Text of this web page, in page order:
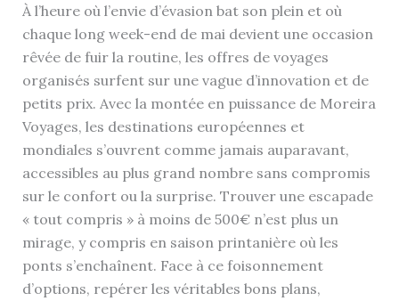
À l’heure où l’envie d’évasion bat son plein et où
chaque long week-end de mai devient une occasion
rêvée de fuir la routine, les offres de voyages
organisés surfent sur une vague d’innovation et de
petits prix. Avec la montée en puissance de Moreira
Voyages, les destinations européennes et
mondiales s’ouvrent comme jamais auparavant,
accessibles au plus grand nombre sans compromis
sur le confort ou la surprise. Trouver une escapade
« tout compris » à moins de 500€ n’est plus un
mirage, y compris en saison printanière où les
ponts s’enchaînent. Face à ce foisonnement
d’options, repérer les véritables bons plans,